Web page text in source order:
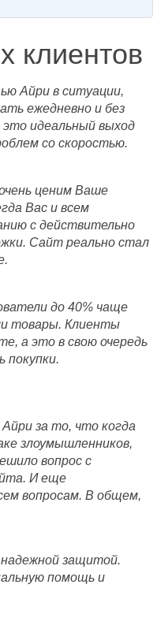
клиентов
Айри в ситуации,
ежедневно и без
идеальный выход
со скоростью.
ценим Ваше
Вас и всем
с действительно
Сайт реально стал
до 40% чаще
товары. Клиенты
а это в свою очередь
покупки.
за то, что когда
злоумышленников,
вопрос с
И еще
вопросам. В общем,
защитой.
помощь и